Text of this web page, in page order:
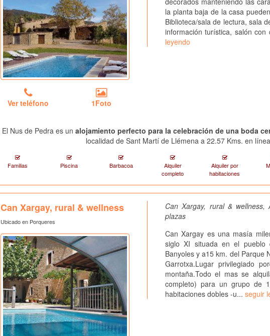
Ver teléfono 1Foto
la planta baja de la casa
Biblioteca/sala de lectura, sala
información turística, salón con
leyendo
El Nus de Pedra es unalojamiento perfecto para la celebración de una boda
localidad de Sant Martí de Llémena a 22.57 Kms. en
Familias Piscina Barbacoa
Alquiler
completo
Alquiler por
habitaciones
Can Xargay, rural & wellness
Ubicado en Porqueres
Can Xargay, rural &
plazas
Can Xargay es una masía
siglo XI situada en el
Banyoles y a15 km. del Parque
Garrotxa.Lugar privilegiado
montaña.Todo el mas se
completo) para un grupo de
habitaciones dobles -u... seguir